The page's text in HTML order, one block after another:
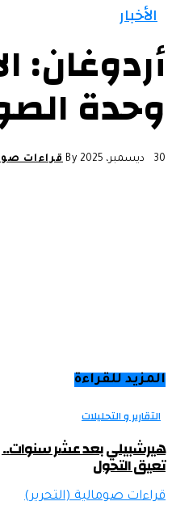
الأخبار
أردوغان:
وحدة
30 ديسمبر، 2025 By قراءات
المزيد للقراءة
التقارير و التحليلات
هيرشبيلي بعد عشر سنوات..
تعيق التحول
قراءات صومالية (التحرير)